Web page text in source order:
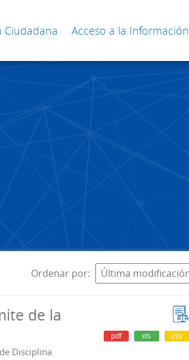
Ciudadana Acceso a la Información
Ordenar por
de la
Disciplina
pdf xls csv